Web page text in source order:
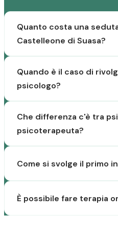
Quanto costa una
Castelleone di Suasa?
Quando è il caso di
psicologo?
Che differenza c'è tra
psicoterapeuta?
Come si svolge il primo
È possibile fare terapia